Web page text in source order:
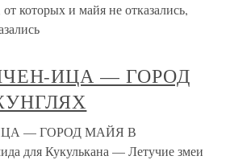
которых и майя не отказались,
ИЦА — ГОРОД
— ГОРОД МАЙЯ В
для Кукулькана — Летучие змеи